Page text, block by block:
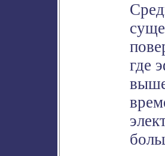
где